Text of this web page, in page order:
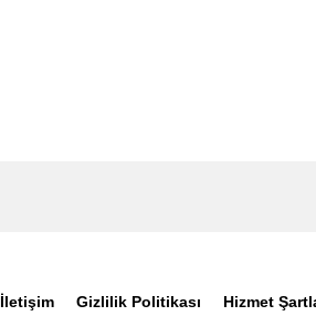
İletişim Gizlilik Politikası Hizmet